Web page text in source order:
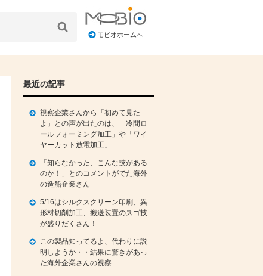
モビオホームへ
最近の記事
視察企業さんから「初めて見た
よ」との声が出たのは、「冷間ロ
ールフォーミング加工」や「ワイ
ヤーカット放電加工」
「知らなかった、こんな技がある
のか！」とのコメントがでた海外
の造船企業さん
5/16はシルクスクリーン印刷、異
形材切削加工、搬送装置のスゴ技
が盛りだくさん！
この製品知ってるよ、代わりに説
明しようか・・結果に驚きがあっ
た海外企業さんの視察